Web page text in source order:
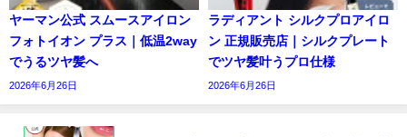
ヤーマン公式 スムースアイロン
フォトイオン プラス｜低温2way
でうるツヤ髪へ
2026年6月26日
ラディアント シルクプロアイロ
ン 正規販売店｜シルクプレート
でツヤ髪叶うプロ仕様
2026年6月26日